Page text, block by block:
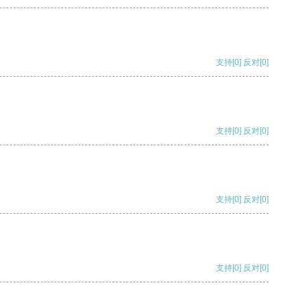
支持[0] 反对[0]
支持[0] 反对[0]
支持[0] 反对[0]
支持[0] 反对[0]